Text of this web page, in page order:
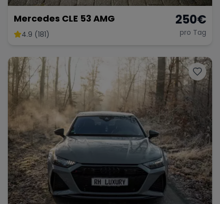
Mercedes CLE 53 AMG
4.9 (181)
250€
pro Tag